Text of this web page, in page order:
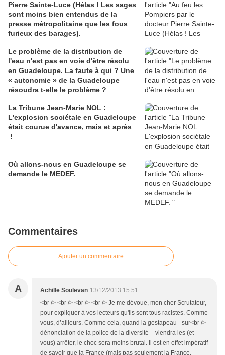
Pierre Sainte-Luce (Hélas ! Les sages
sont moins bien entendus de la
presse métropolitaine que les fous
furieux des barages).
Le problème de la distribution de
l'eau n'est pas en voie d'être résolu
en Guadeloupe. La faute à qui ? Une
« autonomie » de la Guadeloupe
résoudra t-elle le problème ?
La Tribune Jean-Marie NOL :
L'explosion sociétale en Guadeloupe
était courue d'avance, mais et après
!
Où allons-nous en Guadeloupe se
demande le MEDEF.
Commentaires
Ajouter un commentaire
A Achille Soulevan 13/12/2013 15:51
<br /> <br /> <br /> <br /> Je me dévoue, mon cher Scrutateur,
pour expliquer à vos lecteurs qu'ils sont tous racistes. Comme
vous, d’ailleurs. Comme cela, quand la gestapeau - sur<br />
dénonciation de la police de la diversité – viendra les (et
vous) arrêter, le choc sera moins brutal. Il est en effet impératif
de savoir que la France (mais pas seulement la France,